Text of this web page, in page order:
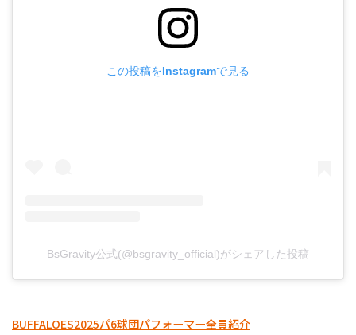
この投稿をInstagramで見る
BsGravity公式(@bsgravity_official)がシェアした投稿
BUFFALOES2025パ6球団パフォーマー全員紹介